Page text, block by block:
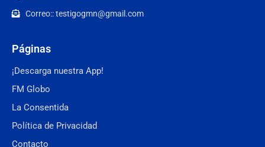
Correo:: testigogmn@gmail.com
Páginas
¡Descarga nuestra App!
FM Globo
La Consentida
Política de Privacidad
Contacto